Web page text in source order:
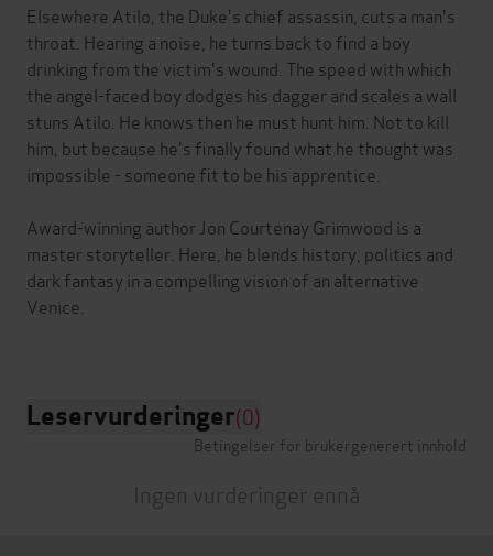
Elsewhere Atilo, the Duke's chief assassin, cuts a man's
throat. Hearing a noise, he turns back to find a boy
drinking from the victim's wound. The speed with which
the angel-faced boy dodges his dagger and scales a wall
stuns Atilo. He knows then he must hunt him. Not to kill
him, but because he's finally found what he thought was
impossible - someone fit to be his apprentice.
Award-winning author Jon Courtenay Grimwood is a
master storyteller. Here, he blends history, politics and
dark fantasy in a compelling vision of an alternative
Venice.
Leservurderinger(0)
Betingelser for brukergenerert innhold
Ingen vurderinger ennå